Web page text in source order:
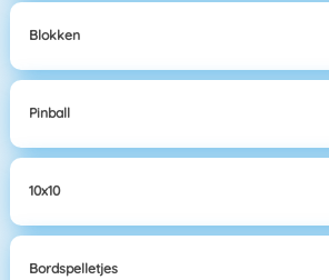
Blokken
Pinball
10x10
Bordspelletjes